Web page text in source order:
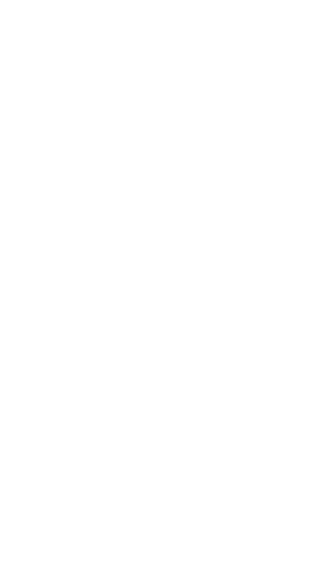
Según ha trasladado
de la conciencia ciudadana
participa de forma
reivindicativa y festiva,
sociedad y hacia todas las
Así lo ha explicado la
buena herramienta
el desarrollo personal y el
igualdad real «no se puede